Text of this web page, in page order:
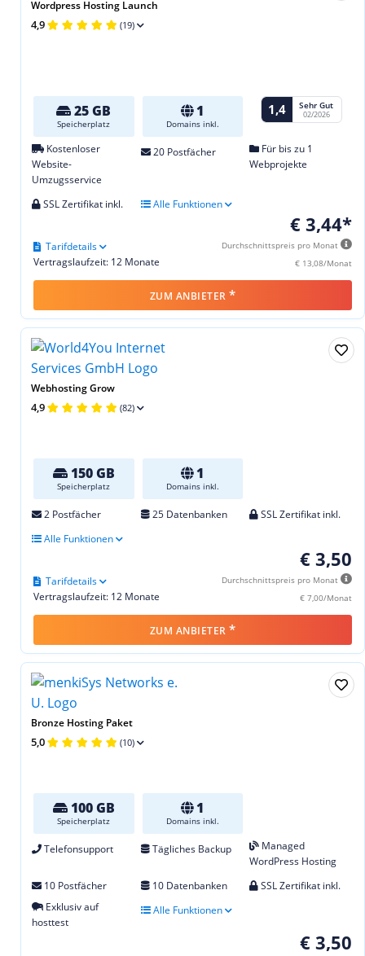
Wordpress Hosting Launch
4,9 (19)
25 GB
Speicherplatz
1
Domains inkl.
1,4 Sehr Gut
02/2026
Kostenloser
Website-
Umzugsservice
20 Postfächer
Für bis zu 1
Webprojekte
SSL Zertifikat inkl. Alle Funktionen
€ 3,44*
Durchschnittspreis pro Monat
€ 13,08/Monat
Vertragslaufzeit: 12 Monate
Tarifdetails
ZUM ANBIETER *
Webhosting Grow
4,9 (82)
150 GB
Speicherplatz
1
Domains inkl.
2 Postfächer 25 Datenbanken
SSL Zertifikat inkl.
Alle Funktionen
€ 3,50
Durchschnittspreis pro Monat
€ 7,00/Monat
Vertragslaufzeit: 12 Monate
Tarifdetails
ZUM ANBIETER *
Bronze Hosting Paket
5,0 (10)
100 GB
Speicherplatz
1
Domains inkl.
Telefonsupport Tägliches Backup
Managed
WordPress Hosting
10 Postfächer
10 Datenbanken
SSL Zertifikat inkl.
Exklusiv auf
hosttest
Alle Funktionen
€ 3,50